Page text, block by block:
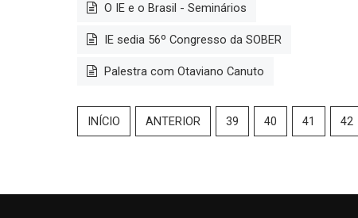
O IE e o Brasil - Seminários
IE sedia 56º Congresso da SOBER
Palestra com Otaviano Canuto
INÍCIO ANTERIOR 39 40 41 42